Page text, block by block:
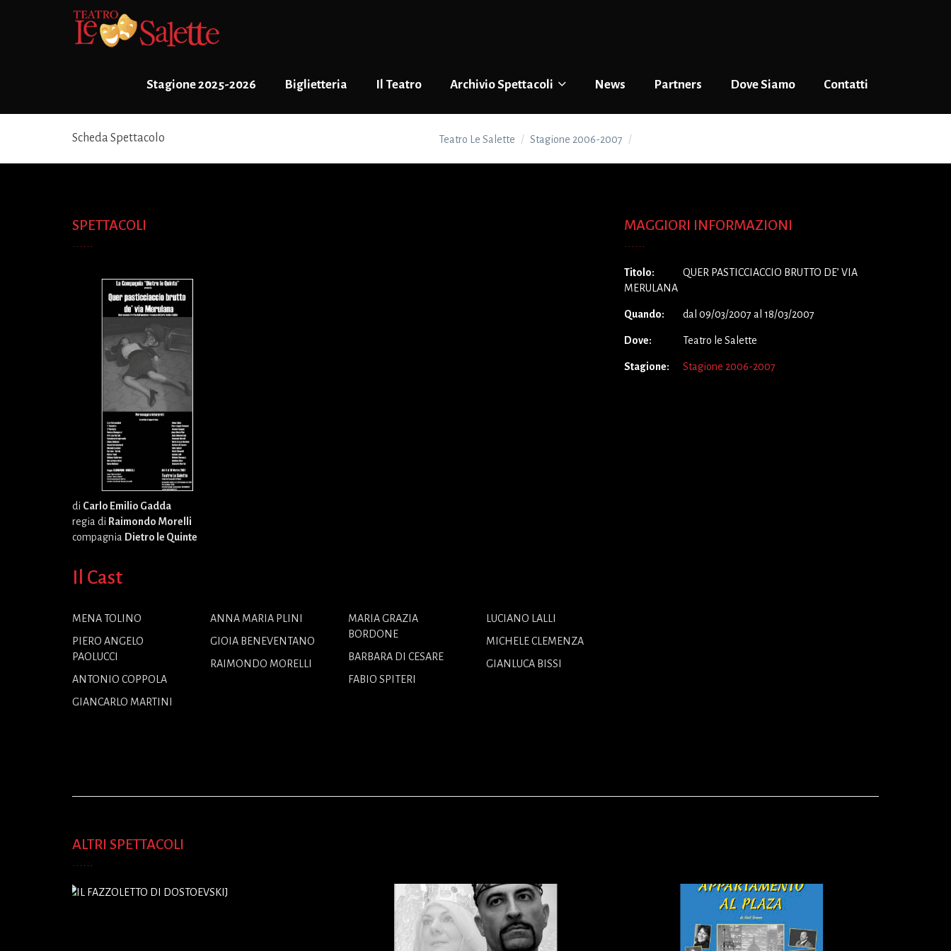
Stagione 2025-2026 Biglietteria Il Teatro Archivio Spettacoli News Partners Dove Siamo Contatti
Scheda Spettacolo Teatro Le Salette Stagione 2006-2007
SPETTACOLI
di Carlo Emilio Gadda
regia di Raimondo Morelli
compagnia Dietro le Quinte
Il Cast
MENA TOLINO
PIERO ANGELO
PAOLUCCI
ANTONIO COPPOLA
GIANCARLO MARTINI
ANNA MARIA PLINI
GIOIA BENEVENTANO
RAIMONDO MORELLI
MARIA GRAZIA
BORDONE
BARBARA DI CESARE
FABIO SPITERI
LUCIANO LALLI
MICHELE CLEMENZA
GIANLUCA BISSI
MAGGIORI INFORMAZIONI
Titolo:
QUER PASTICCIACCIO BRUTTO DE’ VIA
MERULANA
Quando: dal 09/03/2007 al 18/03/2007
Dove: Teatro le Salette
Stagione: Stagione 2006-2007
ALTRI SPETTACOLI